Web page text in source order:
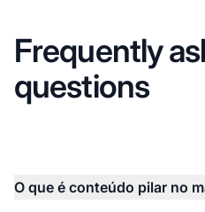
Frequently
questions
O que é conteúdo pilar no